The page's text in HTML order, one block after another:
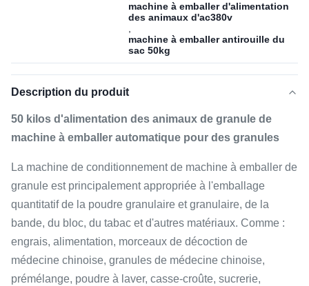
machine à emballer d'alimentation
des animaux d'ac380v
machine à emballer antirouille du
sac 50kg
Description du produit
50 kilos d'alimentation des animaux de granule de
machine à emballer automatique pour des granules
La machine de conditionnement de machine à emballer de
granule est principalement appropriée à l'emballage
quantitatif de la poudre granulaire et granulaire, de la
bande, du bloc, du tabac et d'autres matériaux. Comme :
engrais, alimentation, morceaux de décoction de
médecine chinoise, granules de médecine chinoise,
prémélange, poudre à laver, casse-croûte, sucrerie,